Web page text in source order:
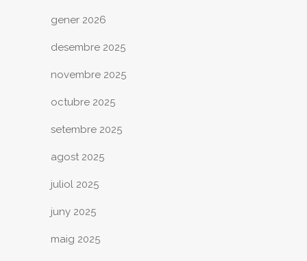
gener 2026
desembre 2025
novembre 2025
octubre 2025
setembre 2025
agost 2025
juliol 2025
juny 2025
maig 2025